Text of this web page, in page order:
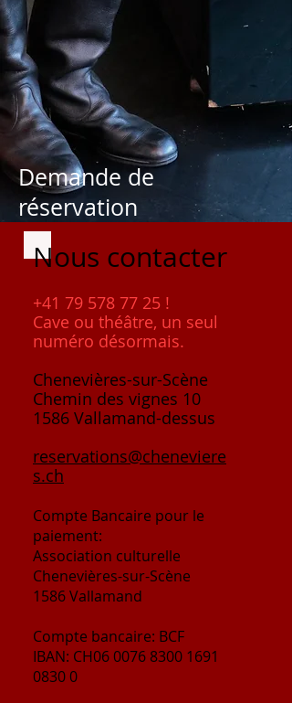
Demande de
réservation
Nous contacter
+41 79 578 77 25 !
Cave ou théâtre, un seul
numéro désormais.
Chenevières-sur-Scène
Chemin des vignes 10
1586 Vallamand-dessus
reservations@cheneviere
s.ch
Compte Bancaire pour le
paiement:
Association culturelle
Chenevières-sur-Scène
1586 Vallamand
Compte bancaire: BCF
IBAN: CH060076 8300 1691
0830 0